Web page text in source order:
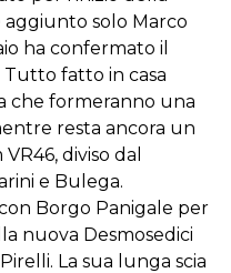
aggiunto solo Marco
ha confermato il
Tutto fatto in casa
che formeranno una
resta ancora un
diviso dal
e Bulega.
Borgo Panigale per
nuova Desmosedici
La sua lunga scia